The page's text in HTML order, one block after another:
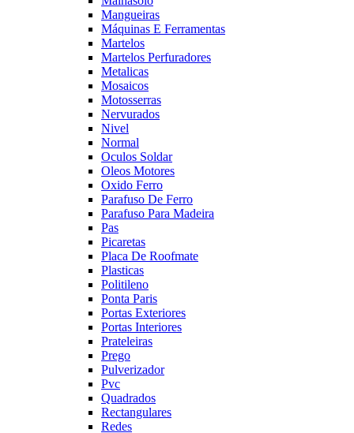
Mangueiras
Máquinas E Ferramentas
Martelos
Martelos Perfuradores
Metalicas
Mosaicos
Motosserras
Nervurados
Nivel
Normal
Oculos Soldar
Oleos Motores
Oxido Ferro
Parafuso De Ferro
Parafuso Para Madeira
Pas
Picaretas
Placa De Roofmate
Plasticas
Politileno
Ponta Paris
Portas Exteriores
Portas Interiores
Prateleiras
Prego
Pulverizador
Pvc
Quadrados
Rectangulares
Redes